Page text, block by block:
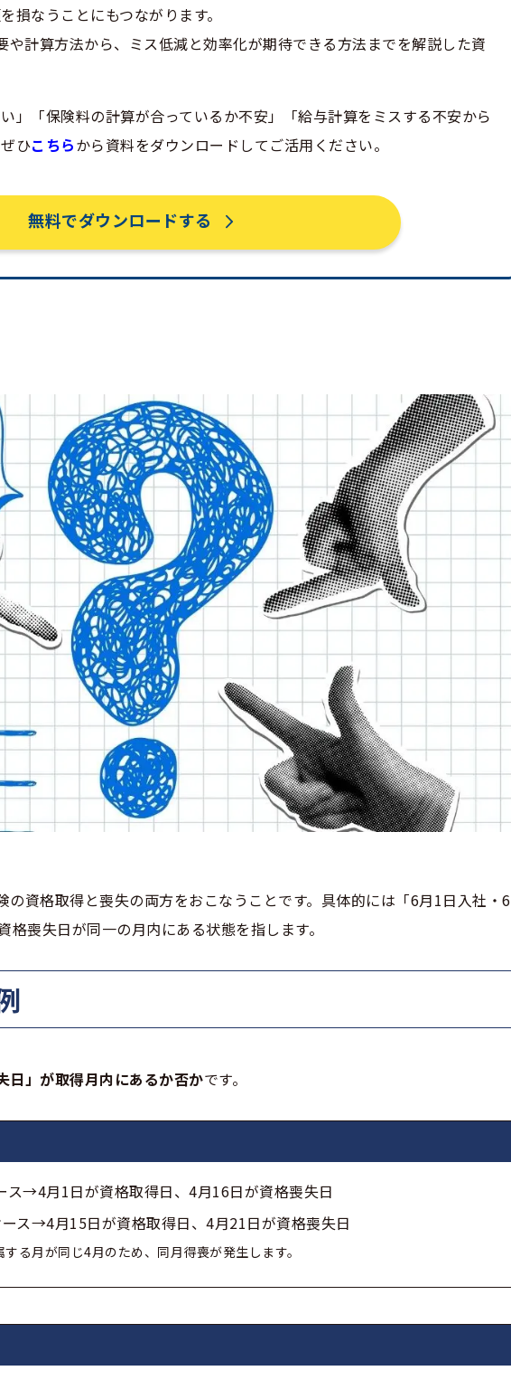
損なうことにもつながります。
計算方法から、ミス低減と効率化が期待できる方法までを解説した資
」「保険料の計算が合っているか不安」「給与計算をミスする不安から
ひこちらから資料をダウンロードしてご活用ください。
無料でダウンロードする
の資格取得と喪失の両方をおこなうことです。具体的には「6月1日入社・6
喪失日が同一の月内にある状態を指します。
日」が取得月内にあるか否かです。
ス→4月1日が資格取得日、4月16日が資格喪失日
ス→4月15日が資格取得日、4月21日が資格喪失日
る月が同じ4月のため、同月得喪が発生します。